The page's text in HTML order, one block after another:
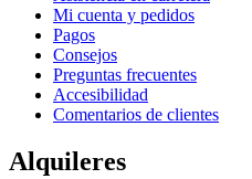
Mi cuenta y pedidos
Pagos
Consejos
Preguntas frecuentes
Accesibilidad
Comentarios de clientes
Alquileres